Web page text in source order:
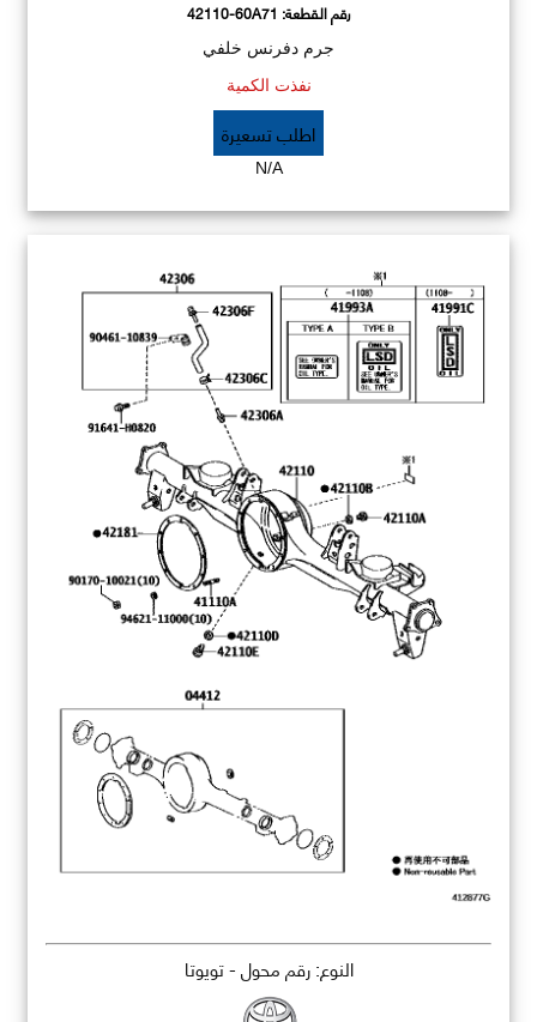
رقم القطعة: 42110-60A71
جرم دفرنس خلفي
نفذت الكمية
اطلب تسعيرة
N/A
النوع: رقم محول - تويوتا